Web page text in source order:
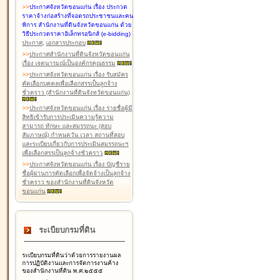
>>ประกาศจังหวัดขอนแก่น เรื่อง ประกวด
ราคาจ้างก่อสร้างที่จอดรถประชาชนและคน
พิการ สำนักงานที่ดินจังหวัดขอนแก่น ด้วย
วิธีประกวดราคาอิเล็กทรอนิกส์ (e-bidding)
ประกาศ, เอกสารประกอบ
>>ประกาศสำนักงานที่ดินจังหวัดขอนแก่น
เรื่อง เจตนารมณ์เป็นองค์กรคุณธรรม
>>ประกาศจังหวัดขอนแก่น เรื่อง รับสมัคร
คัดเลือกบุคคลเพื่อเลือกสรรเป็นลูกจ้าง
ชั่วคราว (สำนักงานที่ดินจังหวัดขอนแก่น)
>>ประกาศจังหวัดขอนแก่น เรื่อง รายชื่อผู้มี
สิทธิเข้ารับการประเมินความรู้ความ
สามารถ ทักษะ และสมรรถนะ (สอบ
สัมภาษณ์) กำหนดวัน เวลา สถานที่สอบ
และระเบียบเกี่ยวกับการประเมินสมรรถนะฯ
เพื่อเลือกสรรเป็นลูกจ้างชั่วคราว
>>ประกาศจังหวัดขอนแก่น เรื่อง บัญชีราย
ชื่อผู้ผ่านการคัดเลือกเพื่อจัดจ้างเป็นลูกจ้าง
ชั่วคราว ของสำนักงานที่ดินจังหวัด
ขอนแก่น
ระเบียบกรมที่ดิน
ระเบียบกรมที่ดินว่าด้วยการรายงานผล
การปฏิบัติงานและการจัดการงานค้าง
ของสำนักงานที่ดิน พ.ศ.๒๕๕๕